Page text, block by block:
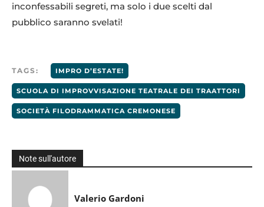
inconfessabili segreti, ma solo i due scelti dal
pubblico saranno svelati!
TAGS: IMPRO D’ESTATE!
SCUOLA DI IMPROVVISAZIONE TEATRALE DEI TRAATTORI
SOCIETÀ FILODRAMMATICA CREMONESE
Note sull'autore
Valerio Gardoni